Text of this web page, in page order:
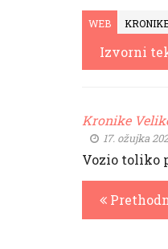
WEB
Izvorni
Kronike
17. ožujka
Vozio toliko